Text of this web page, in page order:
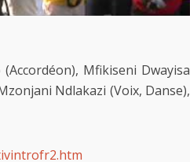
Mfikiseni Dwayisa
Ndlakazi (Voix, Danse),